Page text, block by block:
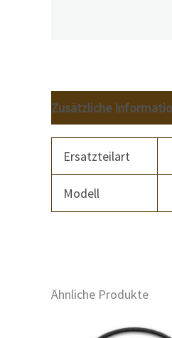
Zusätzliche
Ersatzteilart
Modell
Ähnliche Produkte